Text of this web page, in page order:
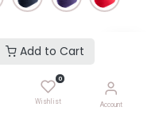
Add to Cart
0
Wishlist Account